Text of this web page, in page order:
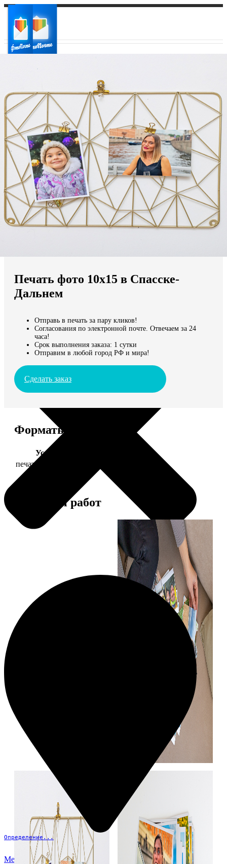
Ваш город:
Ваш регион доставки
Выберите из списка:
Мы доставляем по всему миру
Продолжить без города
Определение...
Меню
Печать фото 10х15 в Спасске-
Дальнем
Отправь в печать за пару кликов!
Согласования по электронной почте. Отвечаем за 24
часа!
Срок выполнения заказа: 1 сутки
Отправим в любой город РФ и мира!
Сделать заказ
Форматы и цены
Услуга
печать фото 10х15
Примеры работ